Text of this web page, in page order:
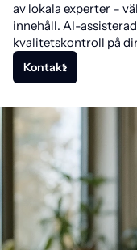
av lokala experter –
innehåll. AI-
kvalitetskontroll på
Kontakt